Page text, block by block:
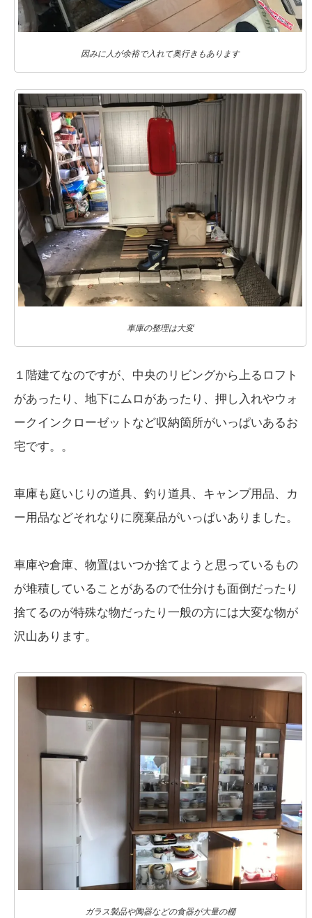
因みに人が余裕で入れて奥行きもあります
車庫の整理は大変
１階建てなのですが、中央のリビングから上るロフト
があったり、地下にムロがあったり、押し入れやウォ
ークインクローゼットなど収納箇所がいっぱいあるお
宅です。。
車庫も庭いじりの道具、釣り道具、キャンプ用品、カ
ー用品などそれなりに廃棄品がいっぱいありました。
車庫や倉庫、物置はいつか捨てようと思っているもの
が堆積していることがあるので仕分けも面倒だったり
捨てるのが特殊な物だったり一般の方には大変な物が
沢山あります。
ガラス製品や陶器などの食器が大量の棚